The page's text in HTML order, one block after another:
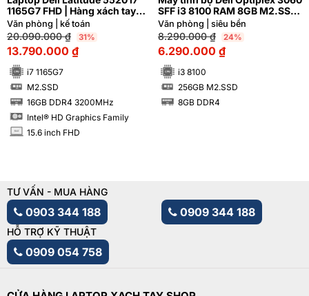
1165G7 FHD | Hàng xách tay
99%
Văn phòng | kế toán
20.090.000₫ 31%
13.790.000 ₫
i7 1165G7
SSD M2.SSD
16GB DDR4 3200MHz
Intel® HD Graphics Family
INCH 15.6 inch FHD
SFF i3 8100 RAM 8GB M2.SSD
256GB
Văn phòng | siêu bền
8.290.000₫ 24%
6.290.000 ₫
i3 8100
SSD 256GB M2.SSD
8GB DDR4
TƯ VẤN - MUA HÀNG
0903 344 188 0909 344 188
HỖ TRỢ KỸ THUẬT
0909 054 758